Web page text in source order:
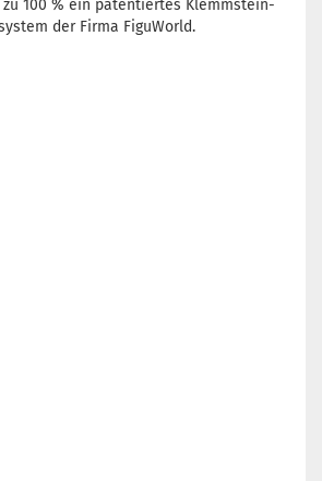
100 % ein patentiertes Klemmstein-
der Firma FiguWorld.